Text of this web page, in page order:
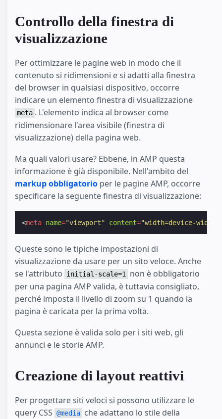
Controllo della finestra di
visualizzazione
Per ottimizzare le pagine web in modo che il
contenuto si ridimensioni e si adatti alla finestra
del browser in qualsiasi dispositivo, occorre
indicare un elemento finestra di visualizzazione
meta . L'elemento indica al browser come
ridimensionare l'area visibile (finestra di
visualizzazione) della pagina web.
Ma quali valori usare? Ebbene, in AMP questa
informazione è già disponibile. Nell'ambito del
markup obbligatorio per le pagine AMP, occorre
specificare la seguente finestra di visualizzazione:
<meta name="viewport" content="width=device-width"
Queste sono le tipiche impostazioni di
visualizzazione da usare per un sito veloce. Anche
se l'attributo
initial-scale=1
non è obbligatorio
per una pagina AMP valida, è tuttavia consigliato,
perché imposta il livello di zoom su 1 quando la
pagina è caricata per la prima volta.
Questa sezione è valida solo per i siti web, gli
annunci e le storie AMP.
Creazione di layout reattivi
Per progettare siti veloci si possono utilizzare le
query CSS @media che adattano lo stile della